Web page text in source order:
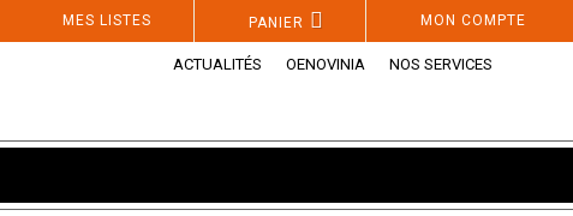
MON COMPTE
PANIER
MES LISTES
ACTUALITÉS OENOVINIA NOS SERVICES